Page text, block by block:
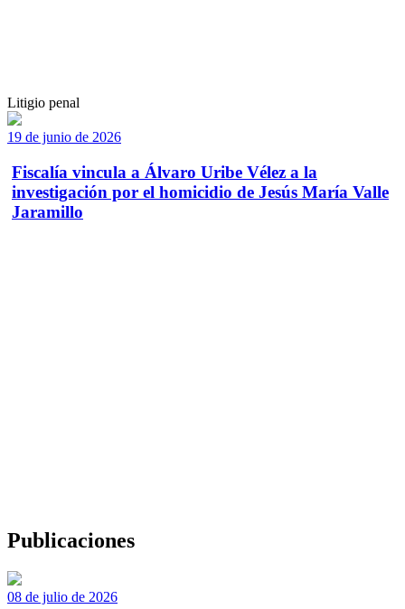
Litigio penal
19 de junio de 2026
Fiscalía vincula a Álvaro Uribe Vélez a la
investigación por el homicidio de Jesús María Valle
Jaramillo
Publicaciones
08 de julio de 2026